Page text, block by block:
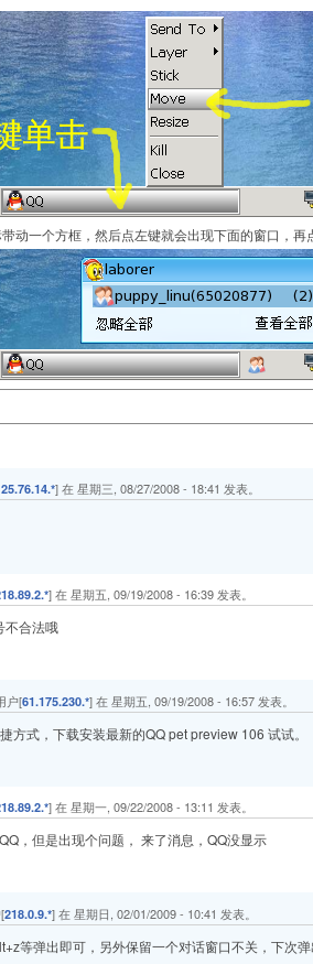
动一个方框，然后点左键就会出现下面的窗口，再
] 在 星期三, 08/27/2008 - 18:41 发表。
] 在 星期五, 09/19/2008 - 16:39 发表。
不合法哦
户[61.175.230.*] 在 星期五, 09/19/2008 - 16:57 发表。
方式，下载安装最新的QQ pet preview 106 试试。
] 在 星期一, 09/22/2008 - 13:11 发表。
，但是出现个问题， 来了消息，QQ没显示
218.0.9.*] 在 星期日, 02/01/2009 - 10:41 发表。
等弹出即可，另外保留一个对话窗口不关，下次